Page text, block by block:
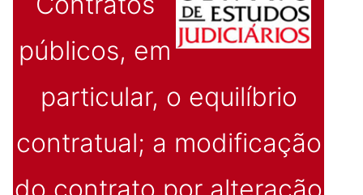
públicos, em
particular, o equilíbrio
contratual; a modificação
do contrato por alteração